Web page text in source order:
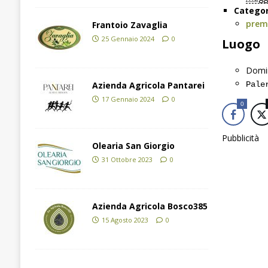
Luogo
0
Pubblicità
Frantoio Zavaglia
25 Gennaio 2024 0
Azienda Agricola Pantarei
17 Gennaio 2024 0
Olearia San Giorgio
31 Ottobre 2023 0
Azienda Agricola Bosco385
15 Agosto 2023 0